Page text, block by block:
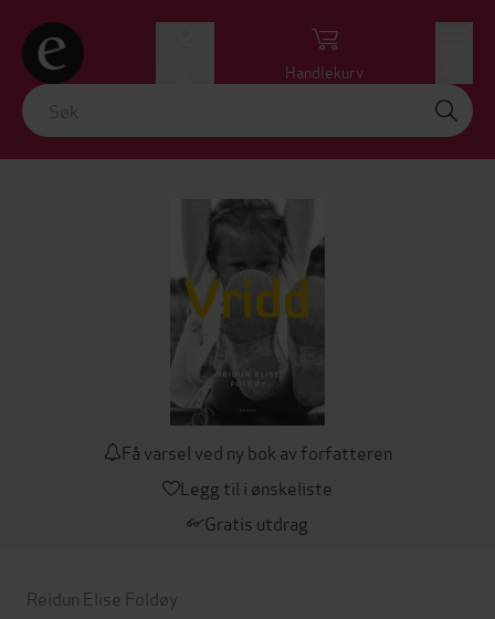
Handlekurv
Få varsel ved ny bok av forfatteren
Legg til i ønskeliste
Gratis utdrag
Reidun Elise Foldøy